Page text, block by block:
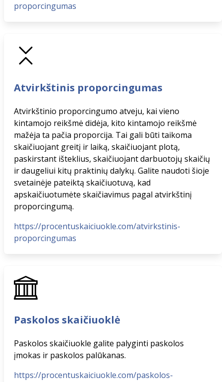
proporcingumas
Atvirkštinis proporcingumas
Atvirkštinio proporcingumo atveju, kai vieno
kintamojo reikšmė didėja, kito kintamojo reikšmė
mažėja ta pačia proporcija. Tai gali būti taikoma
skaičiuojant greitį ir laiką, skaičiuojant plotą,
paskirstant išteklius, skaičiuojant darbuotojų skaičių
ir daugeliui kitų praktinių dalykų. Galite naudoti šioje
svetainėje pateiktą skaičiuotuvą, kad
apskaičiuotumėte skaičiavimus pagal atvirkštinį
proporcingumą.
https://procentuskaiciuokle.com/atvirkstinis-
proporcingumas
Paskolos skaičiuoklė
Paskolos skaičiuokle galite palyginti paskolos
įmokas ir paskolos palūkanas.
https://procentuskaiciuokle.com/paskolos-